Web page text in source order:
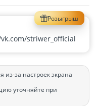
Розыгрыш
striwer_official
из-за настроек экрана
уточняйте при